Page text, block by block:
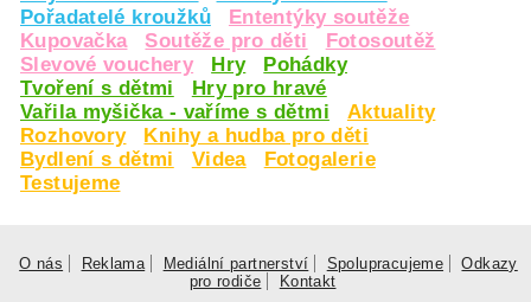
Pořadatelé kroužků
Ententýky soutěže
Kupovačka
Soutěže pro děti
Fotosoutěž
Slevové vouchery
Hry
Pohádky
Tvoření s dětmi
Hry pro hravé
Vařila myšička - vaříme s dětmi
Aktuality
Rozhovory
Knihy a hudba pro děti
Bydlení s dětmi
Videa
Fotogalerie
Testujeme
O nás Reklama Mediální partnerství Spolupracujeme
Odkazy
pro rodiče
Kontakt